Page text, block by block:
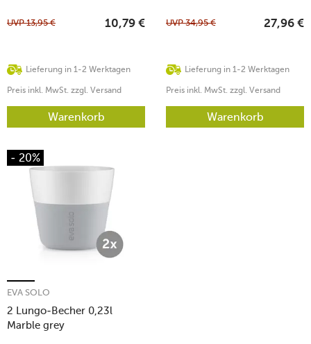
Lieferung in 1-2 Werktagen
UVP13,95 € 10,79 €
Preis inkl. MwSt. zzgl. Versand
Warenkorb
Lieferung in 1-2 Werktagen
UVP34,95 € 27,96 €
Preis inkl. MwSt. zzgl. Versand
Warenkorb
- 20%
2 Lungo-Becher 0,23l
Marble grey
EVA SOLO